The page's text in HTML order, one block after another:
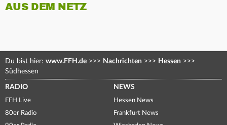
AUS DEM NETZ
Du bist hier: www.FFH.de >>> Nachrichten >>> Hessen >>>
Südhessen
RADIO
FFH Live
80er Radio
NEWS
Hessen News
Frankfurt News